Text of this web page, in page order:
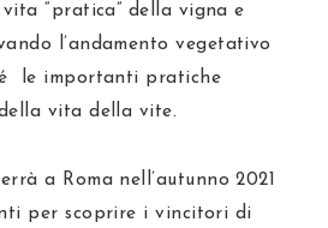
“pratica” della vigna e
l’andamento vegetativo
le importanti pratiche
vita della vite.
a Roma nell’autunno 2021
per scoprire i vincitori di